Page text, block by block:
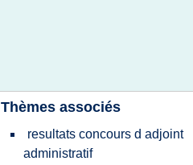
Thèmes associés
resultats concours d adjoint
administratif